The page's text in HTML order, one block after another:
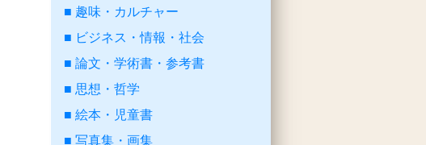
趣味・カルチャー
ビジネス・情報・社会
論文・学術書・参考書
思想・哲学
絵本・児童書
写真集・画集